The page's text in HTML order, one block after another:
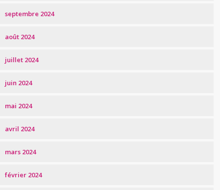
septembre 2024
août 2024
juillet 2024
juin 2024
mai 2024
avril 2024
mars 2024
février 2024